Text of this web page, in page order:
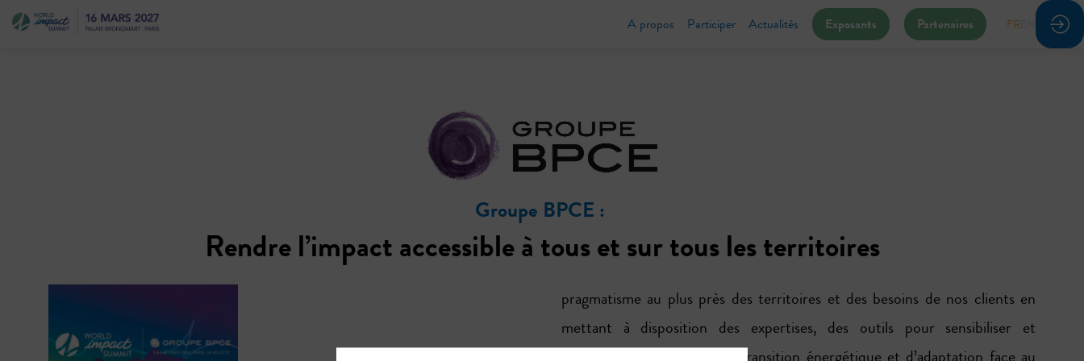
A propos Participer Actualités Exposants Partenaires FR
Groupe BPCE :
Rendre l’impact accessible à tous et sur tous les territoires
pragmatisme au plus près des territoires et des besoins de nos clients en
mettant à disposition des expertises, des outils pour sensibiliser et